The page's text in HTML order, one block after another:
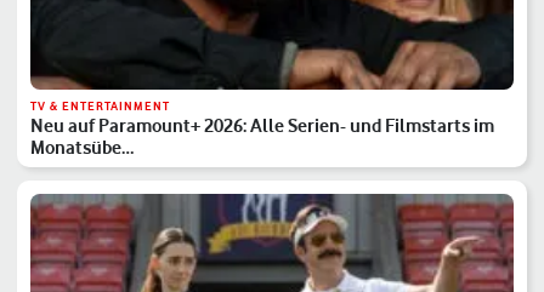
TV & ENTERTAINMENT
Neu auf Paramount+ 2026: Alle Serien- und Filmstarts im
Monatsübe…